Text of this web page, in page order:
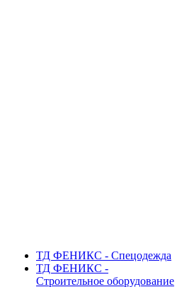
ТД ФЕНИКС - Спецодежда
ТД ФЕНИКС -
Строительное оборудование